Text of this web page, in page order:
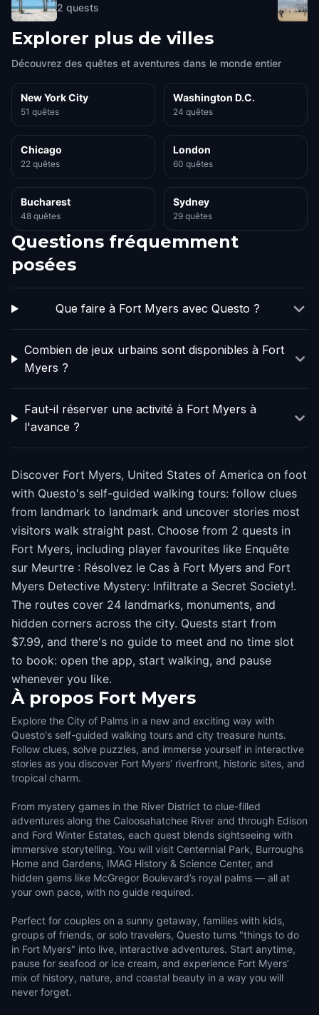
2 quests
Explorer plus de villes
Découvrez des quêtes et aventures dans le monde entier
New York City
51 quêtes
Washington D.C.
24 quêtes
Chicago
22 quêtes
London
60 quêtes
Bucharest
48 quêtes
Sydney
29 quêtes
Questions fréquemment
posées
Que faire à Fort Myers avec Questo ?
Combien de jeux urbains sont disponibles à Fort
Myers ?
Faut-il réserver une activité à Fort Myers à
l'avance ?
Discover Fort Myers, United States of America on foot
with Questo's self-guided walking tours: follow clues
from landmark to landmark and uncover stories most
visitors walk straight past. Choose from 2 quests in
Fort Myers, including player favourites like Enquête
sur Meurtre : Résolvez le Cas à Fort Myers and Fort
Myers Detective Mystery: Infiltrate a Secret Society!.
The routes cover 24 landmarks, monuments, and
hidden corners across the city. Quests start from
$7.99, and there's no guide to meet and no time slot
to book: open the app, start walking, and pause
whenever you like.
À propos Fort Myers
Explore the City of Palms in a new and exciting way with
Questo's self-guided walking tours and city treasure hunts.
Follow clues, solve puzzles, and immerse yourself in interactive
stories as you discover Fort Myers’ riverfront, historic sites, and
tropical charm.
From mystery games in the River District to clue-filled
adventures along the Caloosahatchee River and through Edison
and Ford Winter Estates, each quest blends sightseeing with
immersive storytelling. You will visit Centennial Park, Burroughs
Home and Gardens, IMAG History & Science Center, and
hidden gems like McGregor Boulevard’s royal palms — all at
your own pace, with no guide required.
Perfect for couples on a sunny getaway, families with kids,
groups of friends, or solo travelers, Questo turns "things to do
in Fort Myers" into live, interactive adventures. Start anytime,
pause for seafood or ice cream, and experience Fort Myers’
mix of history, nature, and coastal beauty in a way you will
never forget.